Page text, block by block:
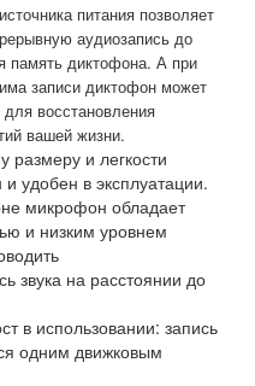
питания позволяет
аудиозапись до
память диктофона. А при
записи диктофон может
восстановления
вашей жизни.
и легкости
удобен в эксплуатации.
микрофон обладает
и низким уровнем
звука на расстоянии до
в использовании: запись
одним движковым